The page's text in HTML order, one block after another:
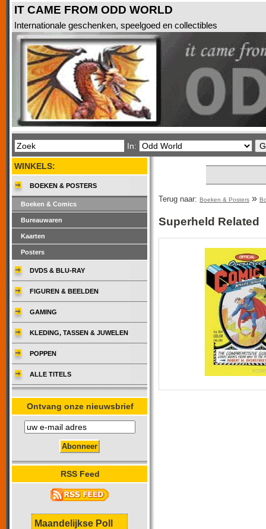
IT CAME FROM ODD WORLD
Internationale geschenken, speelgoed en collectibles
In:
Terug naar: Boeken & Posters »
Superheld Related
WINKELS:
BOEKEN & POSTERS
Boeken & Comics
Bureauwaren
Kaarten
Posters
DVDS & BLU-RAY
FIGUREN & BEELDEN
GAMING
KLEDING, TASSEN & JUWELEN
POPPEN
ALLE TITELS
Ontvang onze nieuwsbrief
RSS Feed
Maandelijkse Poll